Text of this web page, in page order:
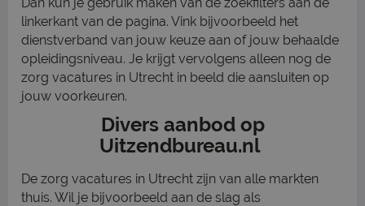
linkerkant van de pagina. Vink bijvoorbeeld het
dienstverband van jouw keuze aan of jouw behaalde
opleidingsniveau. Je krijgt vervolgens alleen nog de
zorg vacatures in Utrecht in beeld die aansluiten op
jouw voorkeuren.
Divers aanbod op
Uitzendbureau.nl
De zorg vacatures in Utrecht zijn van alle markten
thuis. Wil je bijvoorbeeld aan de slag als